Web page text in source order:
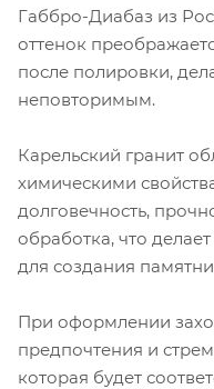
Габбро-Диабаз из
оттенок
после полировки,
неповторимым.
Карельский гранит
химическими
долговечность,
обработка, что
для создания
При оформлении
предпочтения и
которая будет